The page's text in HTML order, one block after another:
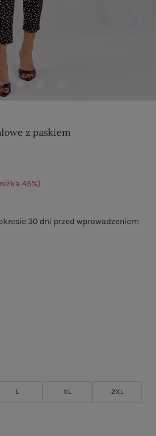
z paskiem
L XL 2XL
45%)
30 dni przed wprowadzeniem